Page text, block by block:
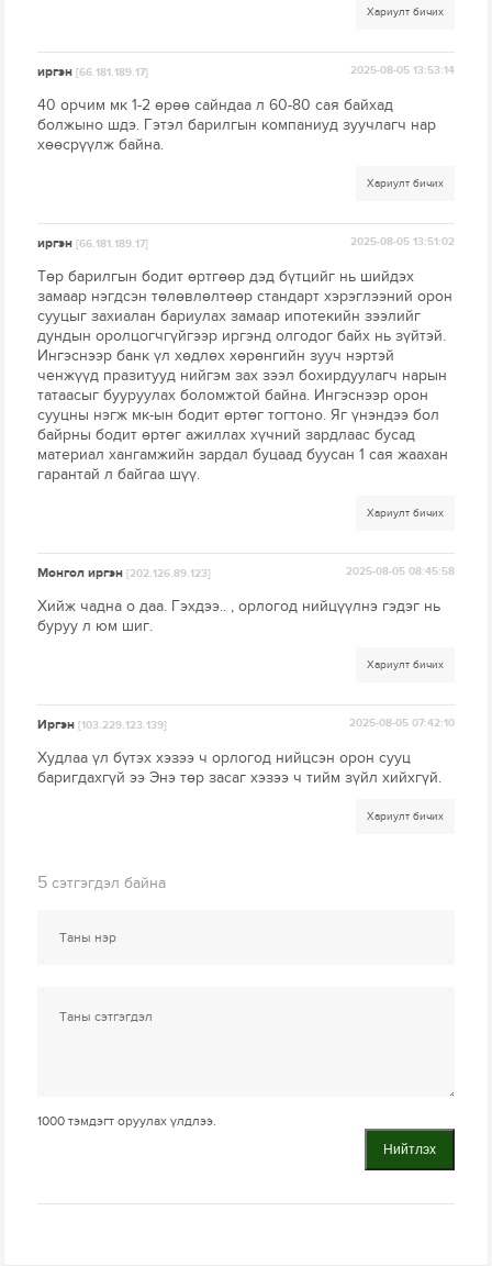
Хариулт бичих
иргэн[66.181.189.17] 2025-08-05 13:53:14
40 орчим мк 1-2 өрөө сайндаа л 60-80 сая байхад
болжыно шдэ. Гэтэл барилгын компаниуд зуучлагч нар
хөөсрүүлж байна.
Хариулт бичих
иргэн[66.181.189.17] 2025-08-05 13:51:02
Төр барилгын бодит өртгөөр дэд бүтцийг нь шийдэх
замаар нэгдсэн төлөвлөлтөөр стандарт хэрэглээний орон
сууцыг захиалан бариулах замаар ипотекийн зээлийг
дундын оролцогчгүйгээр иргэнд олгодог байх нь зүйтэй.
Ингэснээр банк үл хөдлөх хөрөнгийн зууч нэртэй
ченжүүд празитууд нийгэм зах зээл бохирдуулагч нарын
татаасыг бууруулах боломжтой байна. Ингэснээр орон
сууцны нэгж мк-ын бодит өртөг тогтоно. Яг үнэндээ бол
байрны бодит өртөг ажиллах хүчний зардлаас бусад
материал хангамжийн зардал буцаад буусан 1 сая жаахан
гарантай л байгаа шүү.
Хариулт бичих
Монгол иргэн[202.126.89.123] 2025-08-05 08:45:58
Хийж чадна о даа. Гэхдээ.. , орлогод нийцүүлнэ гэдэг нь
буруу л юм шиг.
Хариулт бичих
Иргэн[103.229.123.139] 2025-08-05 07:42:10
Худлаа үл бүтэх хэзээ ч орлогод нийцсэн орон сууц
баригдахгүй ээ Энэ төр засаг хэзээ ч тийм зүйл хийхгүй.
Хариулт бичих
5 сэтгэгдэл байна
1000 тэмдэгт оруулах үлдлээ.
Нийтлэх